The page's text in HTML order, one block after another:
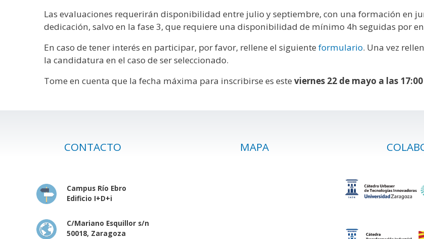
Las evaluaciones requerirán disponibilidad entre julio y septiembre, con una formación en
dedicación, salvo en la fase 3, que requiere una disponibilidad de mínimo 4h seguidas por
En caso de tener interés en participar, por favor, rellene el siguienteformulario. Una vez
la candidatura en el caso de ser seleccionado.
Tome en cuenta que la fecha máxima para inscribirse es esteviernes 22 de mayo a las 17:00
CONTACTO
Campus Río Ebro
Edificio I+D+i
C/Mariano Esquillor s/n
50018, Zaragoza
MAPA